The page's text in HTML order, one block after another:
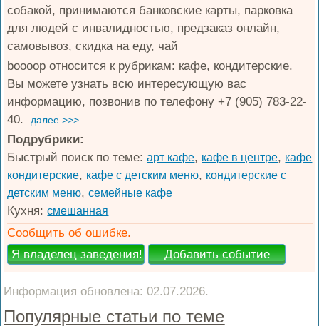
собакой, принимаются банковские карты, парковка
для людей с инвалидностью, предзаказ онлайн,
самовывоз, скидка на еду, чай
boooop относится к рубрикам: кафе, кондитерские.
Вы можете узнать всю интересующую вас
информацию, позвонив по телефону +7 (905) 783-22-
40.
далее >>>
Подрубрики:
Быстрый поиск по теме:арт кафе, кафе в центре, кафе
кондитерские, кафе с детским меню, кондитерские с
детским меню,семейные кафе
Кухня:смешанная
Сообщить об ошибке.
Информация обновлена: 02.07.2026.
Популярные статьи по теме